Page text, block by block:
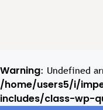
Warning: Undefined
/home/users5/i/
includes/class-wp-